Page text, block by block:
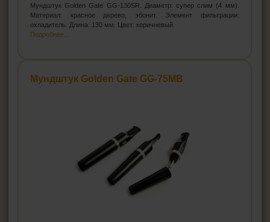
Мундштук Golden Gate GG-130SR. Диаметр: супер слим (4 мм).
Материал: красное дерево, эбонит. Элемент фильтрации:
охладитель. Длина: 130 мм. Цвет: коричневый.
Подробнее...
Мундштук Golden Gate GG-75MB